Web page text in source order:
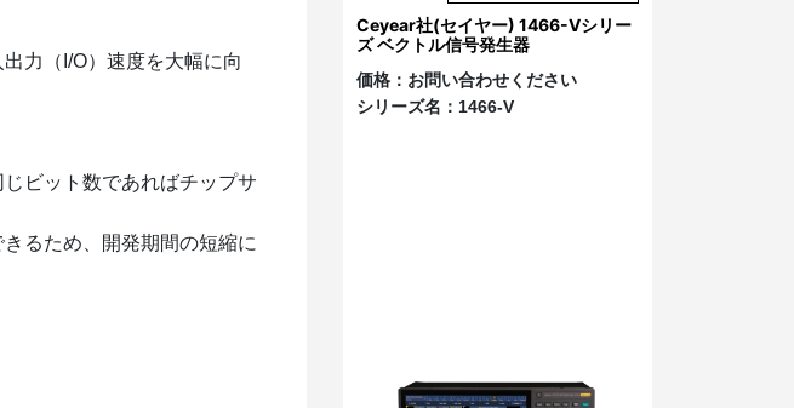
力（I/O）速度を大幅に向
ビット数であればチップサ
るため、開発期間の短縮に
Ceyear社(セイヤー) 1466-Vシリー
ズ ベクトル信号発生器
価格： お問い合わせください
シリーズ名： 1466-V